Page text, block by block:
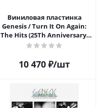
Виниловая пластинка
Genesis / Turn It On Again:
The Hits (25Th Anniversary)
(Clear Vinyl) (2LP)
10 470 ₽/шт